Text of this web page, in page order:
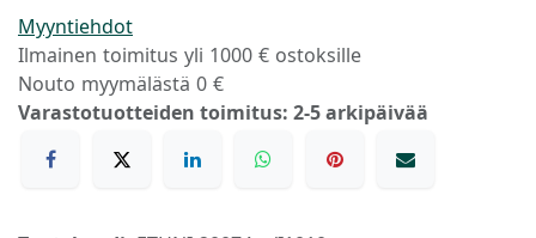
Myyntiehdot
Ilmainen toimitus yli 1000 € ostoksille
Nouto myymälästä 0 €
Varastotuotteiden toimitus: 2-5 arkipäivää